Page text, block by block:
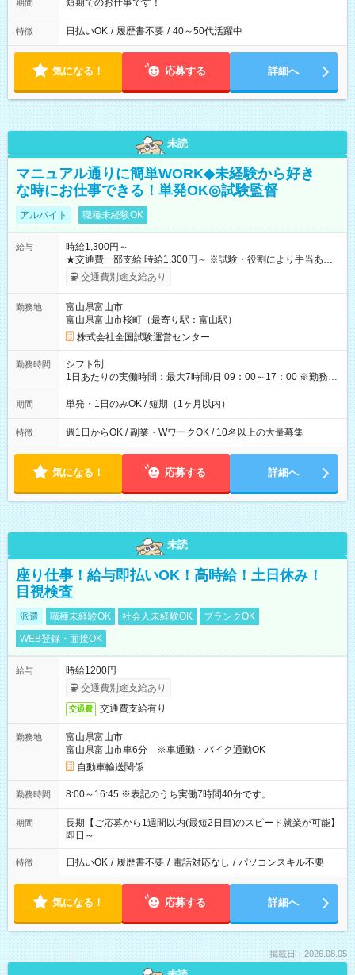
期間 短期でのお仕事です！
特徴 日払いOK / 履歴書不要 / 40～50代活躍中
気になる！ 応募する 詳細へ
未読
マニュアル通りに簡単WORK◆未経験から好き
な時にお仕事できる！単発OK◎試験監督
アルバイト 職種未経験OK
給与
時給1,300円～
★交通費一部支給 時給1,300円～ ※試験・役割により手当あり
※勤務回数により昇給あり 【即給（前払い）オプションあ
り！】 希望される場合、勤務から1週間ほどで給与の一部を受け
例】 ・河合塾模擬試験 8:30～17:30（休憩1時間） 時給1,300円
×8時間＝日収10,400円＋交通費 ※当日の役割により時給＋100
円の場合あり ・国家試験 7:00～13:30（休憩なし） 時給1,300
円（役割手当＋100円）×6時間＝日収8,400円＋交通費 【試用期
間】試用期間なし
交通費別途支給あり
勤務地
富山県富山市
富山県富山市桜町（最寄り駅：富山駅）
株式会社全国試験運営センター
勤務時間
シフト制
1日あたりの実働時間：最大7時間/日 09：00～17：00 ※勤務時
間は 試験により異なります。
期間 単発・1日のみOK / 短期（1ヶ月以内）
特徴 週1日からOK / 副業・WワークOK / 10名以上の大量募集
気になる！ 応募する 詳細へ
未読
座り仕事！給与即払いOK！高時給！土日休み！
目視検査
派遣 職種未経験OK 社会人未経験OK
ブランクOK
WEB登録・面接OK
給与
時給1200円
交通費別途支給あり
交通費 交通費支給有り
勤務地
富山県富山市
富山県富山市車6分 ※車通勤・バイク通勤OK
自動車輸送関係
勤務時間 8:00～16:45 ※表記のうち実働7時間40分です。
期間
長期【ご応募から1週間以内(最短2日目)のスピード就業が可能】
即日～
特徴 日払いOK / 履歴書不要 / 電話対応なし / パソコンスキル不要
気になる！ 応募する 詳細へ
掲載日：2026.08.05